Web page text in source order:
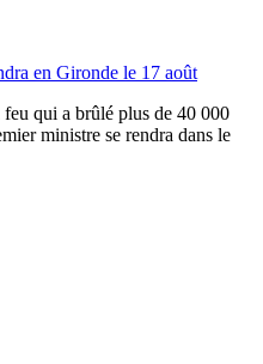
en Gironde le 17 août
qui a brûlé plus de 40 000
ministre se rendra dans le